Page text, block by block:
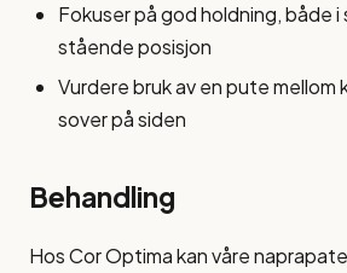
Fokuser på god holdning, både
stående posisjon
Vurdere bruk av en pute mellom
sover på siden
Behandling
Hos Cor Optima kan våre